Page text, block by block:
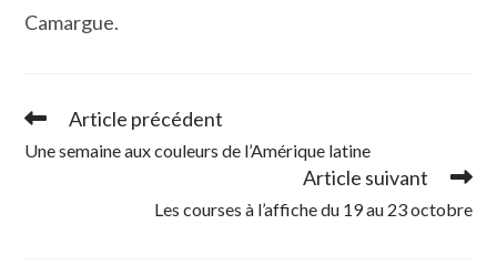
Camargue.
Read
articles
Article précédent
Une semaine aux couleurs de l’Amérique latine
Article suivant
Les courses à l’affiche du 19 au 23 octobre